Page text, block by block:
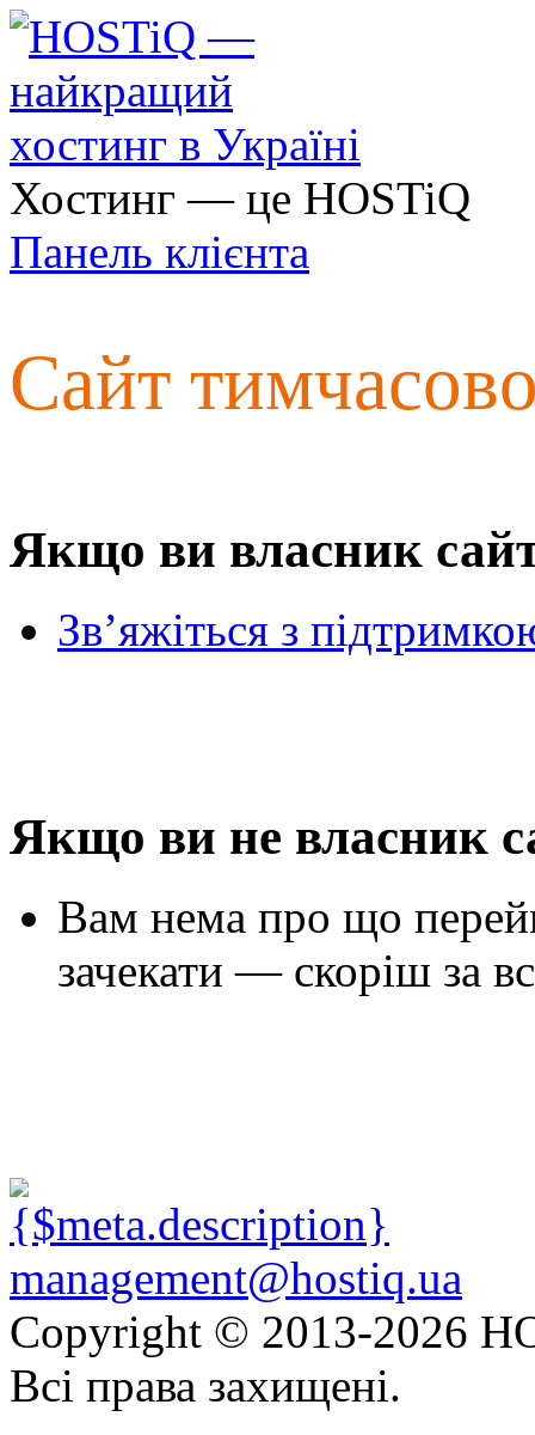
Хостинг — це HOSTiQ
Панель клієнта
Сайт
Якщо ви власник
Зв’яжіться з
Якщо ви не власник
Вам нема про що
зачекати — скоріш за
management@hostiq.ua
Copyright © 2013-2026
Всі права захищені.